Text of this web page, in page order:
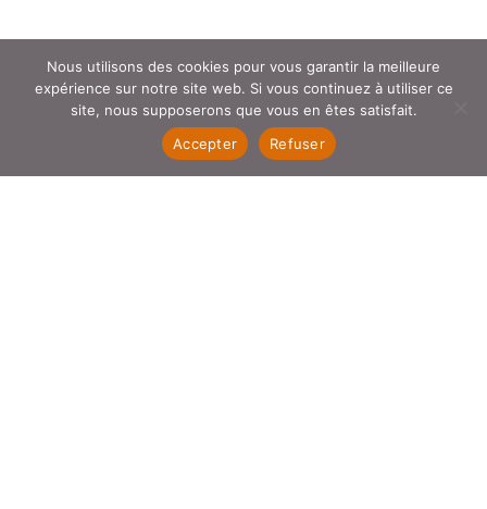
Nous utilisons des cookies pour vous garantir la meilleure
expérience sur notre site web. Si vous continuez à utiliser ce
site, nous supposerons que vous en êtes satisfait.
Accepter
Refuser